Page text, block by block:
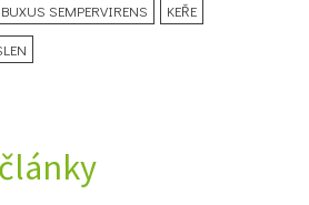
BUXUS SEMPERVIRENS KEŘE